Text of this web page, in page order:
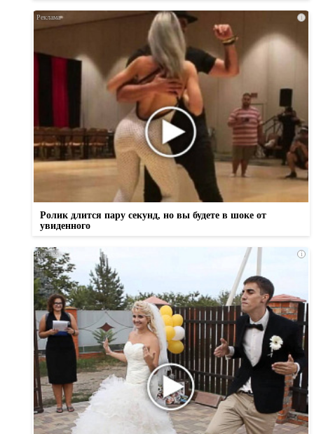
i
Ролик длится пару секунд, но вы будете в шоке от
увиденного
i